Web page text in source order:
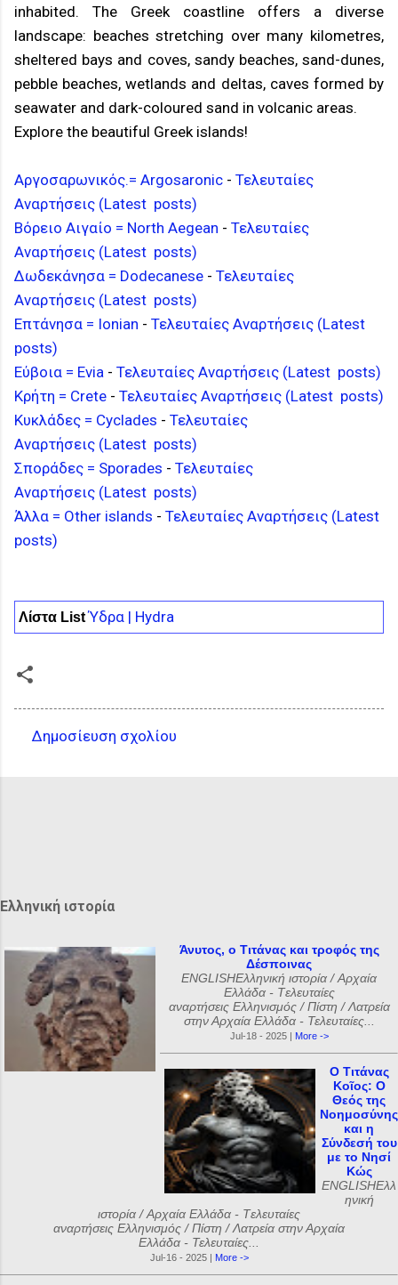
inhabited. The Greek coastline offers a diverse
landscape: beaches stretching over many kilometres,
sheltered bays and coves, sandy beaches, sand-dunes,
pebble beaches, wetlands and deltas, caves formed by
seawater and dark-coloured sand in volcanic areas.
Explore the beautiful Greek islands!
Αργοσαρωνικός.= Argosaronic - Τελευταίες
Αναρτήσεις (Latest posts)
Βόρειο Αιγαίο = North Aegean - Τελευταίες
Αναρτήσεις (Latest posts)
Δωδεκάνησα = Dodecanese - Τελευταίες
Αναρτήσεις (Latest posts)
Επτάνησα = Ionian - Τελευταίες Αναρτήσεις (Latest
posts)
Εύβοια = Evia - Τελευταίες Αναρτήσεις (Latest posts)
Κρήτη = Crete - Τελευταίες Αναρτήσεις (Latest posts)
Κυκλάδες = Cyclades - Τελευταίες
Αναρτήσεις (Latest posts)
Σποράδες = Sporades - Τελευταίες
Αναρτήσεις (Latest posts)
Άλλα = Other islands - Τελευταίες Αναρτήσεις (Latest
posts)
Λίστα List Ύδρα | Hydra
Δημοσίευση σχολίου
Ελληνική ιστορία
Άνυτος, ο Τιτάνας και τροφός της
Δέσποινας
ENGLISHΕλληνική ιστορία / Αρχαία
Ελλάδα - Tελευταίες
αναρτήσεις Ελληνισμός / Πίστη / Λατρεία
στην Αρχαία Ελλάδα - Τελευταίες...
Jul-18 - 2025 | More ->
Ο Τιτάνας
Κοῖος: Ο
Θεός της
Νοημοσύνης
και η
Σύνδεσή του
με το Νησί
Κώς
ENGLISHΕλλ
ηνική
ιστορία / Αρχαία Ελλάδα - Tελευταίες
αναρτήσεις Ελληνισμός / Πίστη / Λατρεία στην Αρχαία
Ελλάδα - Τελευταίες...
Jul-16 - 2025 | More ->